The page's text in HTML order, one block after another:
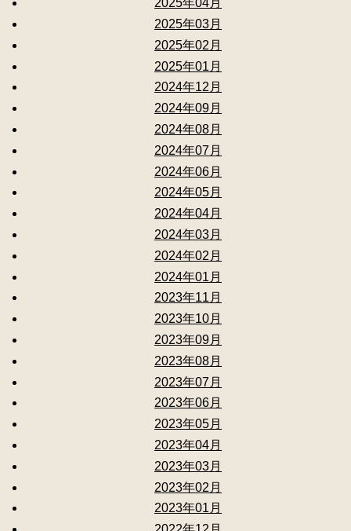
2025年04月
2025年03月
2025年02月
2025年01月
2024年12月
2024年09月
2024年08月
2024年07月
2024年06月
2024年05月
2024年04月
2024年03月
2024年02月
2024年01月
2023年11月
2023年10月
2023年09月
2023年08月
2023年07月
2023年06月
2023年05月
2023年04月
2023年03月
2023年02月
2023年01月